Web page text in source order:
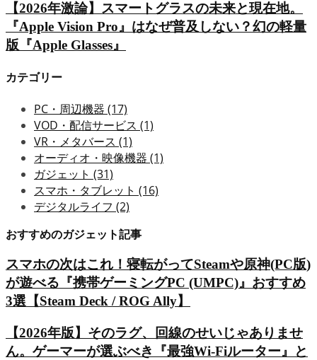
【2026年激論】スマートグラスの未来と現在地。
『Apple Vision Pro』はなぜ普及しない？幻の軽量
版『Apple Glasses』
カテゴリー
PC・周辺機器 (17)
VOD・配信サービス (1)
VR・メタバース (1)
オーディオ・映像機器 (1)
ガジェット (31)
スマホ・タブレット (16)
デジタルライフ (2)
おすすめのガジェット記事
スマホの次はこれ！寝転がってSteamや原神(PC版)
が遊べる『携帯ゲーミングPC (UMPC)』おすすめ
3選【Steam Deck / ROG Ally】
【2026年版】そのラグ、回線のせいじゃありませ
ん。ゲーマーが選ぶべき『最強Wi-Fiルーター』と